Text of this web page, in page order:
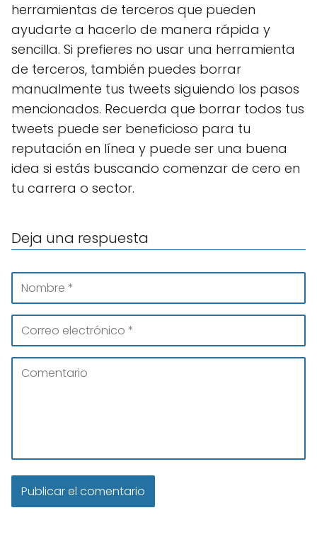
herramientas de terceros que pueden
ayudarte a hacerlo de manera rápida y
sencilla. Si prefieres no usar una herramienta
de terceros, también puedes borrar
manualmente tus tweets siguiendo los pasos
mencionados. Recuerda que borrar todos tus
tweets puede ser beneficioso para tu
reputación en línea y puede ser una buena
idea si estás buscando comenzar de cero en
tu carrera o sector.
Deja una respuesta